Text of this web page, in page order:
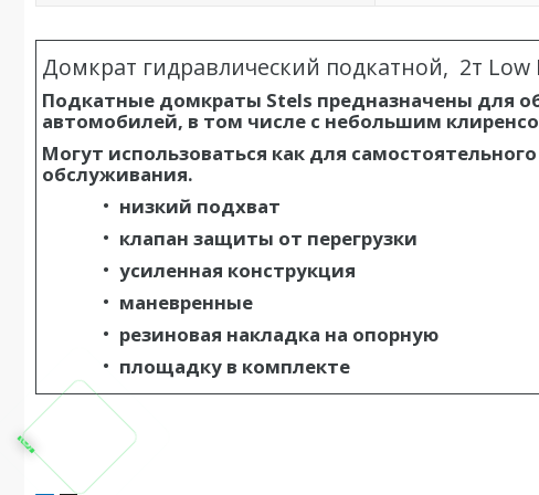
Домкрат гидравлический подкатной, 2т Low
Подкатные домкраты Stels предназначены для
автомобилей, в том числе с небольшим
Могут использоваться как для
обслуживания.
низкий подхват
клапан защиты от перегрузки
усиленная конструкция
маневренные
резиновая накладка на опорную
площадку в комплекте